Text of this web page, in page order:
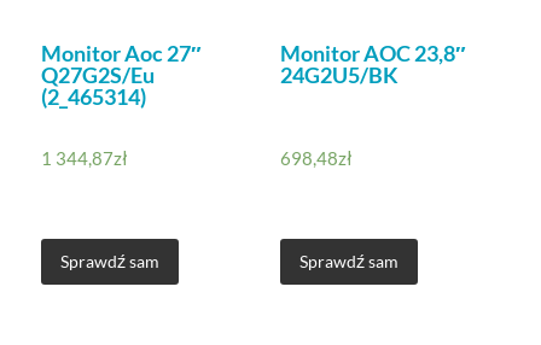
Monitor Aoc 27″
Q27G2S/Eu
(2_465314)
1 344,87zł
Sprawdź sam
Monitor AOC 23,8″
24G2U5/BK
698,48zł
Sprawdź sam